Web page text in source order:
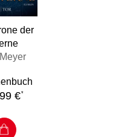
mit einer einzigartigen
der
€*